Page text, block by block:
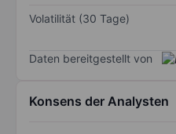
Volatilität (30 Tage)
Daten bereitgestellt von
Konsens der Analysten